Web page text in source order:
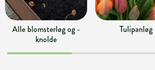
Alle blomsterløg og -
knolde
Tulipanløg